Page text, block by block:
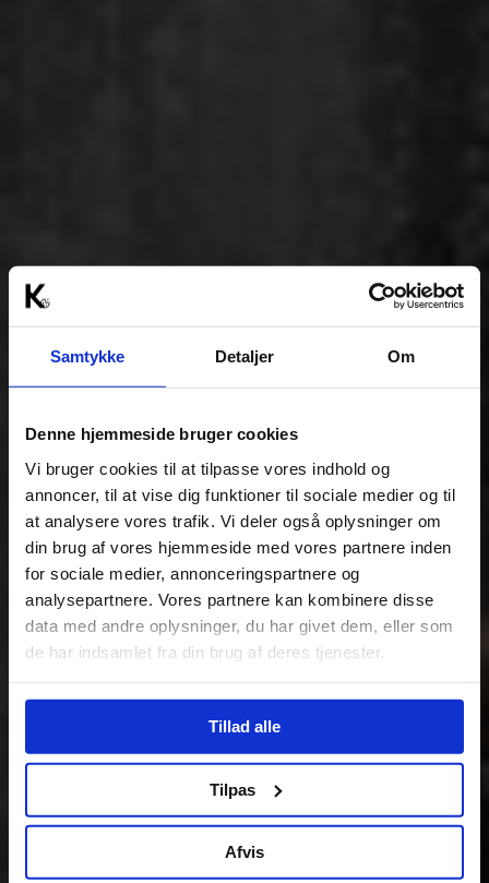
Samtykke Detaljer Om
Denne hjemmeside bruger cookies
Vi bruger cookies til at tilpasse vores indhold og
annoncer, til at vise dig funktioner til sociale medier og til
at analysere vores trafik. Vi deler også oplysninger om
din brug af vores hjemmeside med vores partnere inden
for sociale medier, annonceringspartnere og
analysepartnere. Vores partnere kan kombinere disse
data med andre oplysninger, du har givet dem, eller som
de har indsamlet fra din brug af deres tjenester.
Tillad alle
Tilpas
Afvis